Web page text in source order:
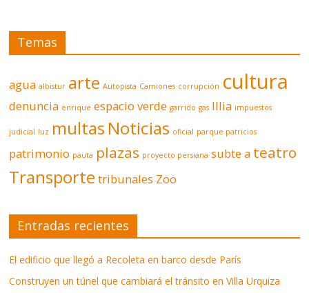
Temas
agua albistur arte Autopista Camiones corrupción cultura
denuncia enrique espacio verde garrido gas Illia impuestos
judicial luz multas Noticias oficial parque patricios
patrimonio pauta plazas proyecto persiana subte a teatro
Transporte tribunales Zoo
Entradas recientes
El edificio que llegó a Recoleta en barco desde París
Construyen un túnel que cambiará el tránsito en Villa Urquiza